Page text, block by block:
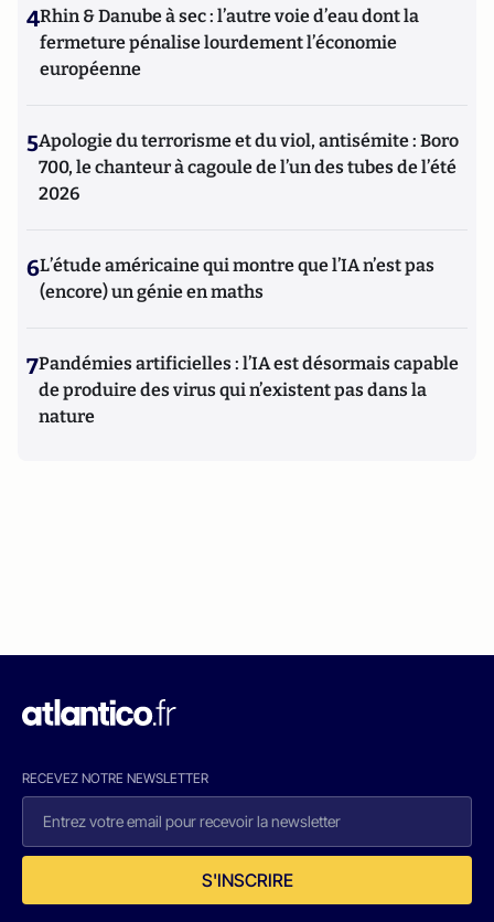
4Rhin & Danube à sec : l’autre voie d’eau dont la
fermeture pénalise lourdement l’économie
européenne
5Apologie du terrorisme et du viol, antisémite : Boro
700, le chanteur à cagoule de l’un des tubes de l’été
2026
6L’étude américaine qui montre que l’IA n’est pas
(encore) un génie en maths
7Pandémies artificielles : l’IA est désormais capable
de produire des virus qui n’existent pas dans la
nature
RECEVEZ NOTRE NEWSLETTER
S'INSCRIRE